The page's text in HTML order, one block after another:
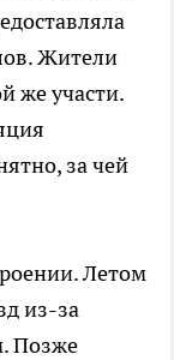
Жители
же участи.
за чей
Летом
из-за
Позже